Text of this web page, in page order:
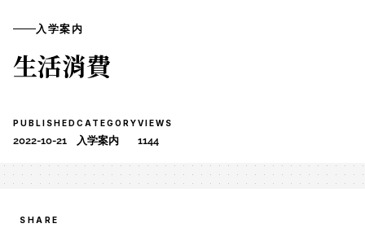
入学案内
生活消費
PUBLISHED
2022-10-21
CATEGORY
入学案内
VIEWS
1144
SHARE